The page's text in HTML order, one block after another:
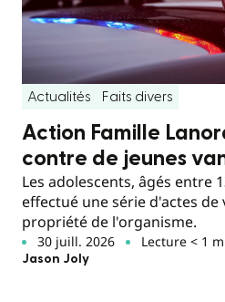
Actualités Faits divers
Action Famille
contre de jeunes
Les adolescents, âgés entre
effectué une série d'actes de
propriété de l'organisme.
30 juill. 2026 Lecture < 1
Jason Joly